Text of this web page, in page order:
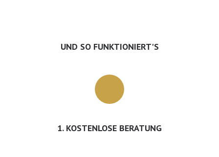
UND SO FUNKTIONIERT'S
1. KOSTENLOSE BERATUNG